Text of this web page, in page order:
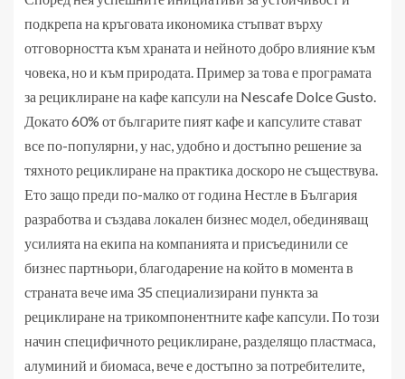
подкрепа на кръговата икономика стъпват върху
отговорността към храната и нейното добро влияние към
човека, но и към природата. Пример за това е програмата
за рециклиране на кафе капсули на Nescafe Dolce Gusto.
Докато 60% от българите пият кафе и капсулите стават
все по-популярни, у нас, удобно и достъпно решение за
тяхното рециклиране на практика доскоро не съществува.
Ето защо преди по-малко от година Нестле в България
разработва и създава локален бизнес модел, обединяващ
усилията на екипа на компанията и присъединили се
бизнес партньори, благодарение на който в момента в
страната вече има 35 специализирани пункта за
рециклиране на трикомпонентните кафе капсули. По този
начин специфичното рециклиране, разделящо пластмаса,
алуминий и биомаса, вече е достъпно за потребителите,